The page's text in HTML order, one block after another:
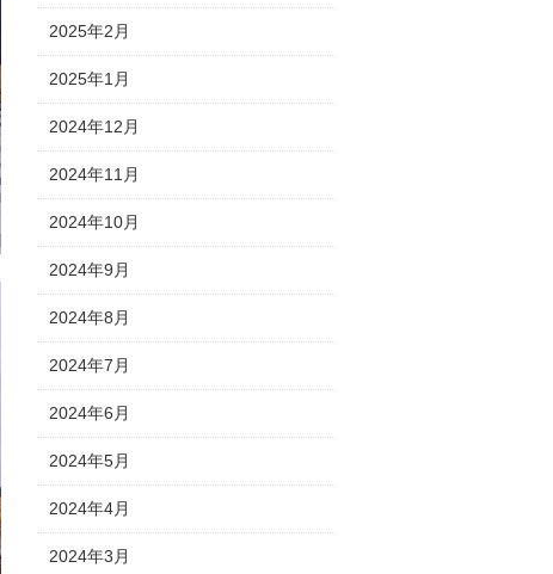
2025年2月
2025年1月
2024年12月
2024年11月
2024年10月
2024年9月
2024年8月
2024年7月
2024年6月
2024年5月
2024年4月
2024年3月